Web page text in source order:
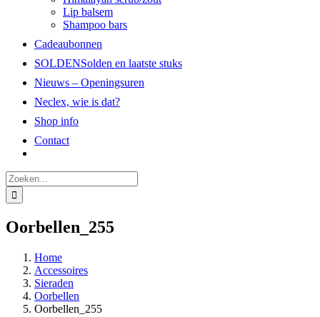
Lip balsem
Shampoo bars
Cadeaubonnen
SOLDENSolden en laatste stuks
Nieuws – Openingsuren
Neclex, wie is dat?
Shop info
Contact
Zoeken
naar:
Oorbellen_255
Home
Accessoires
Sieraden
Oorbellen
Oorbellen_255